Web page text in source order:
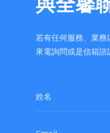
若有任何服務、業
來電詢問或是信箱諮